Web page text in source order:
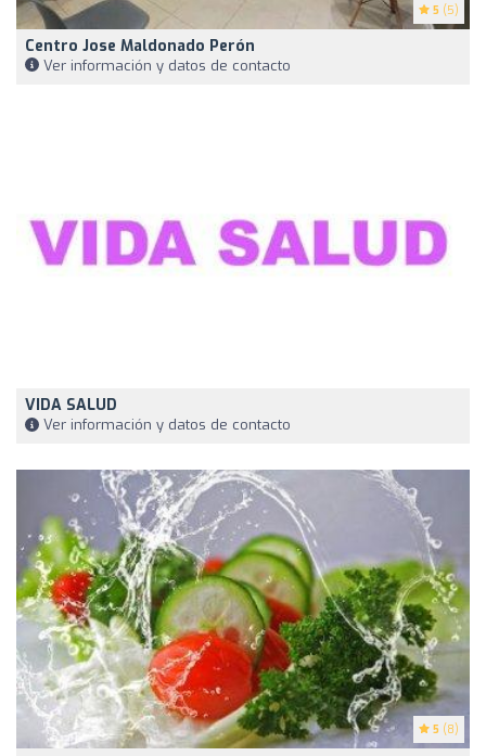
5 (5)
Centro Jose Maldonado Perón
Ver información y datos de contacto
VIDA SALUD
Ver información y datos de contacto
5 (8)